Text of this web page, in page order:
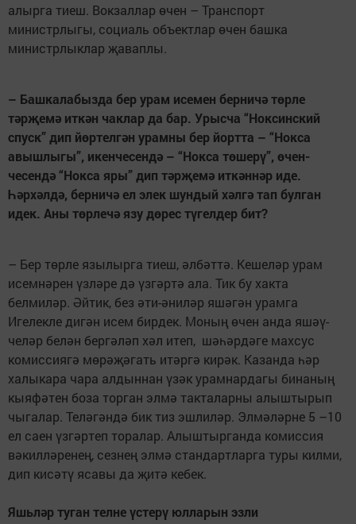
алырга тиеш. Вокзаллар өчен – Транспорт
министрлыгы, социаль объектлар өчен башка
министрлыклар җа­ваплы.
– Башкалабызда бер урам исемен берничә төрле
тәрҗемә иткән чаклар да бар. Урысча “Ноксинский
спуск” дип йөр­телгән урамны бер йортта – “Нок­са
авышлыгы”, икен­че­сендә – “Нокса төшерү”, өчен­
чесендә “Нокса яры” дип тәр­җемә иткәннәр иде.
Һәрхәлдә, берничә ел элек шундый хәлгә тап булган
идек. Аны төрлечә язу дөрес түгелдер бит?
– Бер төрле язылырга тиеш, әлбәттә. Кешеләр урам
исемнәрен үзләре дә үзгәртә ала. Тик бу хакта
белмиләр. Әйтик, без әти-әниләр яшәгән урамга
Игелекле дигән исем бирдек. Моның өчен анда яшәү­
челәр белән бергәләп хәл итеп, шәһәрдәге махсус
комис­сиягә мөрәҗәгать итәргә кирәк. Казанда һәр
халыкара чара алдыннан үзәк урамнардагы бинаның
кы­яфәтен боза торган элмә такталарны алыштырып
чыгалар. Теләгәндә бик тиз эшлиләр. Элмәләрне 5 –10
ел саен үзгәртеп торалар. Алыштырганда комиссия
вәкилләренең, сезнең элмә стандартларга туры килми,
дип кисәтү ясавы да җитә кебек.
Яшьләр туган телне үстерү юлларын эзли